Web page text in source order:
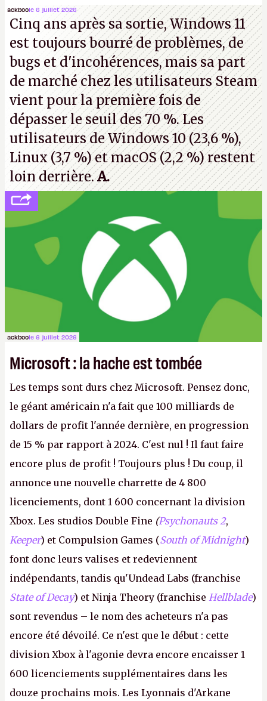
Microsoft, mais le syndicat des employés confirme
de nombreux licenciements.A.
ackboole 6 juillet 2026
Cinq ans après sa sortie, Windows 11
est toujours bourré de problèmes, de
bugs et d'incohérences, mais sa part
de marché chez les utilisateurs Steam
vient pour la première fois de
dépasser le seuil des 70 %. Les
utilisateurs de Windows 10 (23,6 %),
Linux (3,7 %) et macOS (2,2 %) restent
loin derrière.A.
ackboole 6 juillet 2026
Microsoft : la hache est tombée
Les temps sont durs chez Microsoft. Pensez donc,
le géant américain n'a fait que 100 milliards de
dollars de profit l'année dernière, en progression
de 15 % par rapport à 2024. C'est nul ! Il faut faire
encore plus de profit ! Toujours plus ! Du coup, il
annonce une nouvelle charrette de 4 800
licenciements, dont 1 600 concernant la division
Xbox. Les studios Double Fine (Psychonauts 2,
Keeper) et Compulsion Games (South of Midnight)
font donc leurs valises et redeviennent
indépendants, tandis qu'Undead Labs (franchise
State of Decay) et Ninja Theory (franchise Hellblade)
sont revendus – le nom des acheteurs n'a pas
encore été dévoilé. Ce n'est que le début : cette
division Xbox à l'agonie devra encore encaisser 1
600 licenciements supplémentaires dans les
douze prochains mois. Les Lyonnais d'Arkane